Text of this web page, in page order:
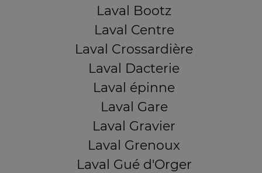
Laval Bootz
Laval Centre
Laval Crossardière
Laval Dacterie
Laval épinne
Laval Gare
Laval Gravier
Laval Grenoux
Laval Gué d'Orger